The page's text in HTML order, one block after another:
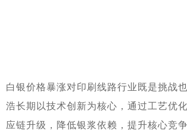
白银价格暴涨对印刷线路行业既是挑战
浩长期以技术创新为核心，通过工艺优
应链升级，降低银浆依赖，提升核心竞